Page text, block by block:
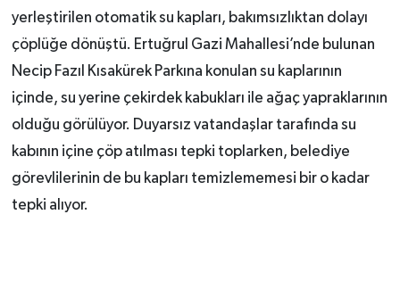
yerleştirilen otomatik su kapları, bakımsızlıktan dolayı
çöplüğe dönüştü. Ertuğrul Gazi Mahallesi’nde bulunan
Necip Fazıl Kısakürek Parkına konulan su kaplarının
içinde, su yerine çekirdek kabukları ile ağaç yapraklarının
olduğu görülüyor. Duyarsız vatandaşlar tarafında su
kabının içine çöp atılması tepki toplarken, belediye
görevlilerinin de bu kapları temizlememesi bir o kadar
tepki alıyor.